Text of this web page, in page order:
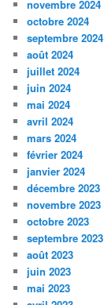
novembre 2024
octobre 2024
septembre 2024
août 2024
juillet 2024
juin 2024
mai 2024
avril 2024
mars 2024
février 2024
janvier 2024
décembre 2023
novembre 2023
octobre 2023
septembre 2023
août 2023
juin 2023
mai 2023